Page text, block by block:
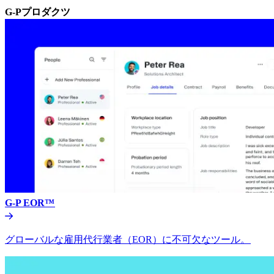
G-Pプロダクツ​​
G-P EOR™​​
グローバルな雇用代行業者（EOR）に不可欠なツール。​​